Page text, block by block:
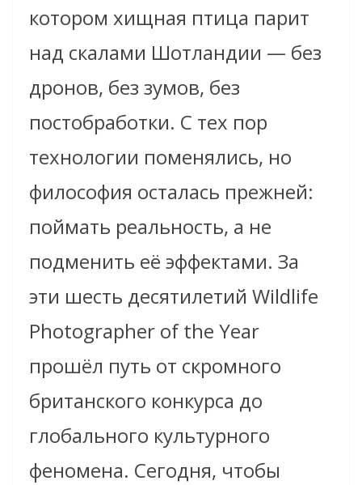
котором хищная птица парит
над скалами Шотландии — без
дронов, без зумов, без
постобработки. С тех пор
технологии поменялись, но
философия осталась прежней:
поймать реальность, а не
подменить её эффектами. За
эти шесть десятилетий Wildlife
Photographer of the Year
прошёл путь от скромного
британского конкурса до
глобального культурного
феномена. Сегодня, чтобы